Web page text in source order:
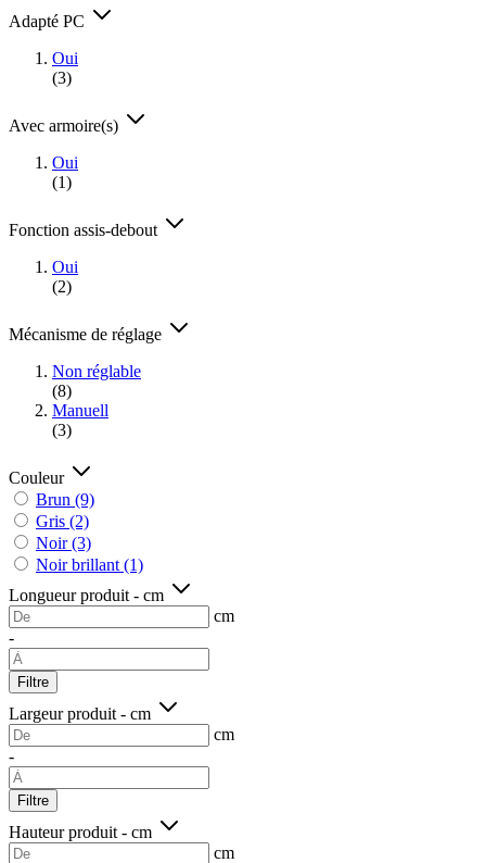
Adapté PC
Oui
(3)
Avec armoire(s)
Oui
(1)
Fonction assis-debout
Oui
(2)
Mécanisme de réglage
Non réglable
(8)
Manuell
(3)
Couleur
Brun (9)
Gris (2)
Noir (3)
Noir brillant (1)
Longueur produit - cm
cm
-
Filtre
Largeur produit - cm
cm
-
Filtre
Hauteur produit - cm
cm